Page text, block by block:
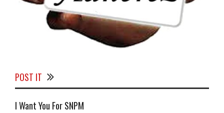
POST IT
I Want You For SNPM